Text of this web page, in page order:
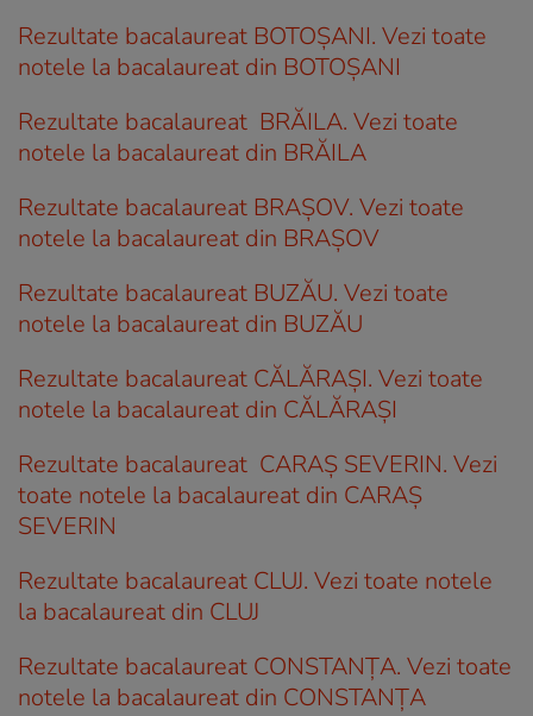
Rezultate bacalaureat BOTOȘANI. Vezi toate
notele la bacalaureat din BOTOȘANI
Rezultate bacalaureat BRĂILA. Vezi toate
notele la bacalaureat din BRĂILA
Rezultate bacalaureat BRAȘOV. Vezi toate
notele la bacalaureat din BRAȘOV
Rezultate bacalaureat BUZĂU. Vezi toate
notele la bacalaureat din BUZĂU
Rezultate bacalaureat CĂLĂRAȘI. Vezi toate
notele la bacalaureat din CĂLĂRAȘI
Rezultate bacalaureat CARAȘ SEVERIN. Vezi
toate notele la bacalaureat din CARAȘ
SEVERIN
Rezultate bacalaureat CLUJ. Vezi toate notele
la bacalaureat din CLUJ
Rezultate bacalaureat CONSTANȚA. Vezi toate
notele la bacalaureat din CONSTANȚA